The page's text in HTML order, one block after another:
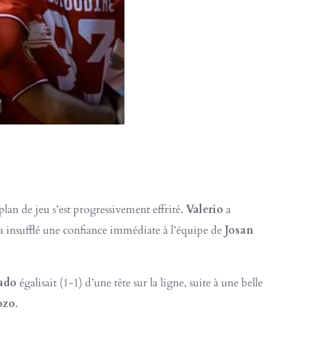
de jeu s’est progressivement effrité. Valerio a
insufflé une confiance immédiate à l’équipe deJosan
égalisait (1-1) d’une tête sur la ligne, suite à une belle
.